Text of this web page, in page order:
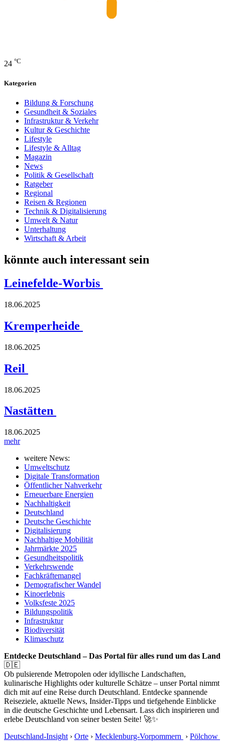
24 °C
Kategorien
Bildung & Forschung
Gesundheit & Soziales
Infrastruktur & Verkehr
Kultur & Geschichte
Lifestyle
Lifestyle & Alltag
Magazin
News
Politik & Gesellschaft
Ratgeber
Regional
Reisen & Regionen
Technik & Digitalisierung
Umwelt & Natur
Unterhaltung
Wirtschaft & Arbeit
könnte auch interessant sein
Leinefelde-Worbis
18.06.2025
Kremperheide
18.06.2025
Reil
18.06.2025
Nastätten
18.06.2025
mehr
weitere News:
Umweltschutz
Digitale Transformation
Öffentlicher Nahverkehr
Erneuerbare Energien
Nachhaltigkeit
Deutschland
Deutsche Geschichte
Digitalisierung
Nachhaltige Mobilität
Jahrmärkte 2025
Gesundheitspolitik
Verkehrswende
Fachkräftemangel
Demografischer Wandel
Kinoerlebnis
Volksfeste 2025
Bildungspolitik
Infrastruktur
Biodiversität
Klimaschutz
Entdecke Deutschland – Das Portal für alles rund um das Land
🇩🇪
Ob pulsierende Metropolen oder idyllische Landschaften,
kulinarische Highlights oder kulturelle Schätze – unser Portal nimmt
dich mit auf eine Reise durch Deutschland. Entdecke spannende
Reiseziele, aktuelle News, Insider-Tipps und tiefgehende Einblicke
in die deutsche Geschichte und Lebensart. Lass dich inspirieren und
erlebe Deutschland von seiner besten Seite! 🚀✨
Deutschland-Insight › Orte › Mecklenburg-Vorpommern › Pölchow